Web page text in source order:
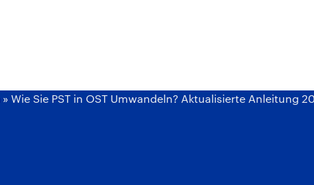
» Wie Sie PST in OST Umwandeln? Aktualisierte Anleitung